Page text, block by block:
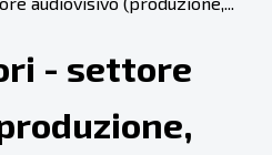
- settore